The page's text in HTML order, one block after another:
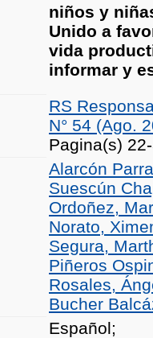
niños y
Unido a
vida
informar y
RS
N° 54 (Ago.
Pagina(s)
Alarcón
Suescún
Ordoñez,
Norato,
Segura,
Piñeros
Rosales,
Bucher
Español;